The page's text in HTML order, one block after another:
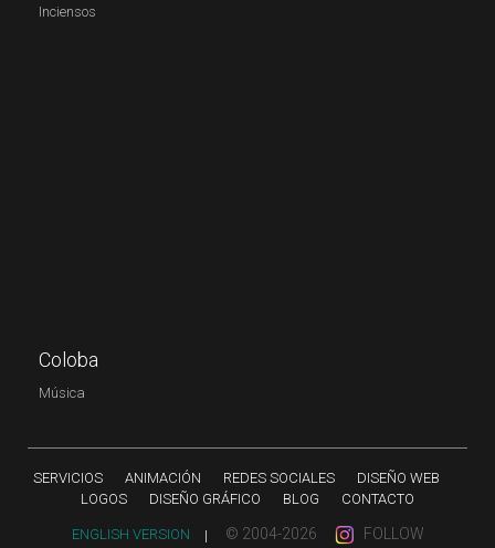
Inciensos
Coloba
Música
SERVICIOS ANIMACIÓN REDES SOCIALES
DISEÑO WEB
LOGOS
DISEÑO GRÁFICO BLOG CONTACTO
ENGLISH VERSION © 2004-2026 FOLLOW